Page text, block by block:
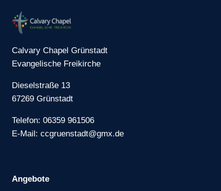
Calvary Chapel Grünstadt
Evangelische Freikirche
Dieselstraße 13
67269 Grünstadt
Telefon: 06359 961506
E-Mail: ccgruenstadt@gmx.de
Angebote